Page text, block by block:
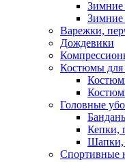
Зимние
Зимние
Варежки,
Дождевики
Костюмы для
Головные
Кепки,
Шапки,
Спортивные